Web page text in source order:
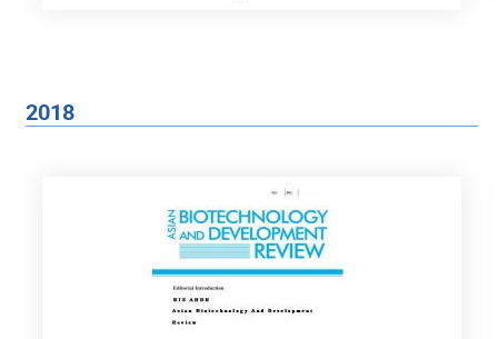
2018